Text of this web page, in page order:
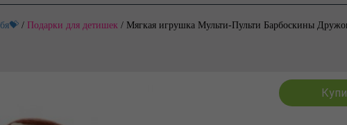
/ Подарки для детишек / Мягкая игрушка Мульти-Пульти Барбоскины